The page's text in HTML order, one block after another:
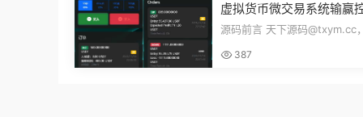
虚拟货币微交易系统输赢
合约交易杠杆交易现货交
源码前言 天下源码@txym.cc
+代理/前端...
387